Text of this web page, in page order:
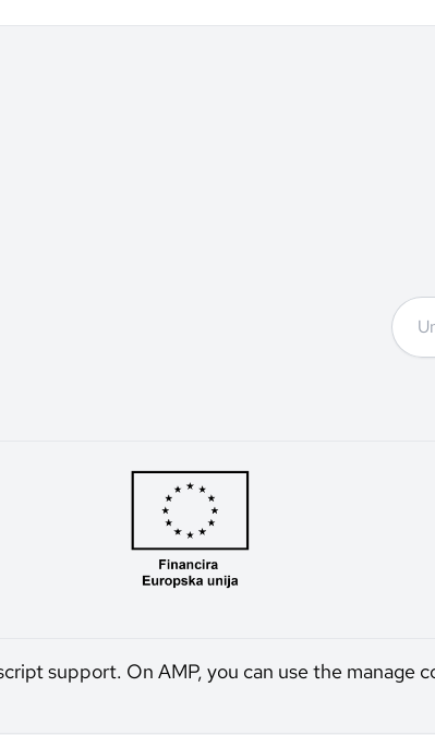
support. On AMP, you can use the